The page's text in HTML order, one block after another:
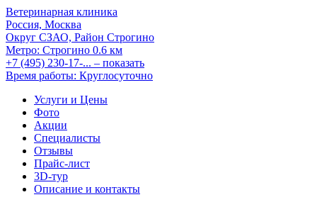
Ветеринарная клиника
Россия, Москва
Округ СЗАО, Район Строгино
Метро: Строгино 0.6 км
+7 (495) 230-17-... – показать
Время работы: Круглосуточно
Услуги и Цены
Фото
Акции
Специалисты
Отзывы
Прайс-лист
3D-тур
Описание и контакты